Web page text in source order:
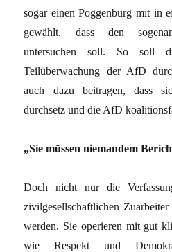
sogar einen Poggenburg mit in
gewählt, dass den
untersuchen soll. So soll
Teilüberwachung der AfD
auch dazu beitragen, dass
durchsetz und die AfD
„Sie müssen niemandem
Doch nicht nur die
zivilgesellschaftlichen
werden. Sie operieren mit gut
wie Respekt und